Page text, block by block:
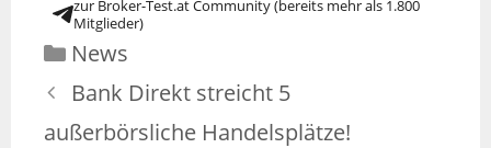
zur Broker-Test.at Community (bereits mehr als 1.800
Mitglieder)
News
Bank Direkt streicht 5
außerbörsliche Handelsplätze!